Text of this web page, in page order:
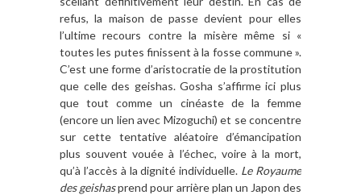
refus, la maison de passe devient pour elles
l’ultime recours contre la misère même si «
toutes les putes finissent à la fosse commune ».
C’est une forme d’aristocratie de la prostitution
que celle des geishas. Gosha s’affirme ici plus
que tout comme un cinéaste de la femme
(encore un lien avec Mizoguchi) et se concentre
sur cette tentative aléatoire d’émancipation
plus souvent vouée à l’échec, voire à la mort,
qu’à l’accès à la dignité individuelle. Le Royaume
des geishasprend pour arrière plan un Japon des